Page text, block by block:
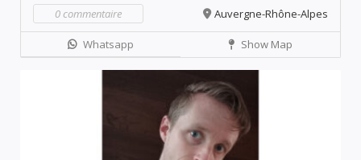
0 commentaire
Auvergne-Rhône-Alpes
Whatsapp Show Map